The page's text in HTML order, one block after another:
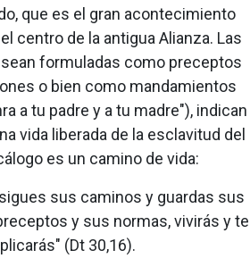
que es el gran acontecimiento
centro de la antigua Alianza. Las
sean formuladas como preceptos
o bien como mandamientos
a tu padre y a tu madre"), indican
vida liberada de la esclavitud del
es un camino de vida:
sus caminos y guardas sus
y sus normas, vivirás y te
(Dt 30,16).